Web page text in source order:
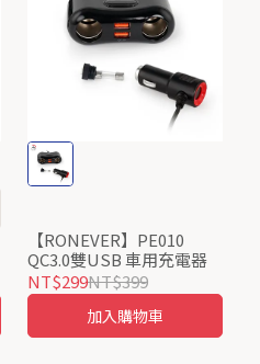
【RONEVER】PE010
QC3.0雙USB 車用充電器
NT$299NT$399
加入購物車